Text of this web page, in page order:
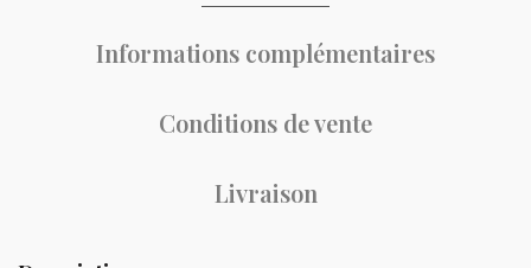
Informations complémentaires
Conditions de vente
Livraison